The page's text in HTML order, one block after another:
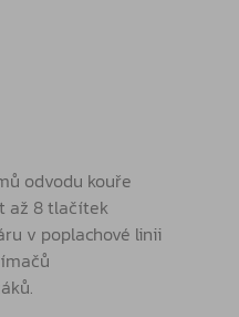
odvodu kouře
až 8 tlačítek
v poplachové linii